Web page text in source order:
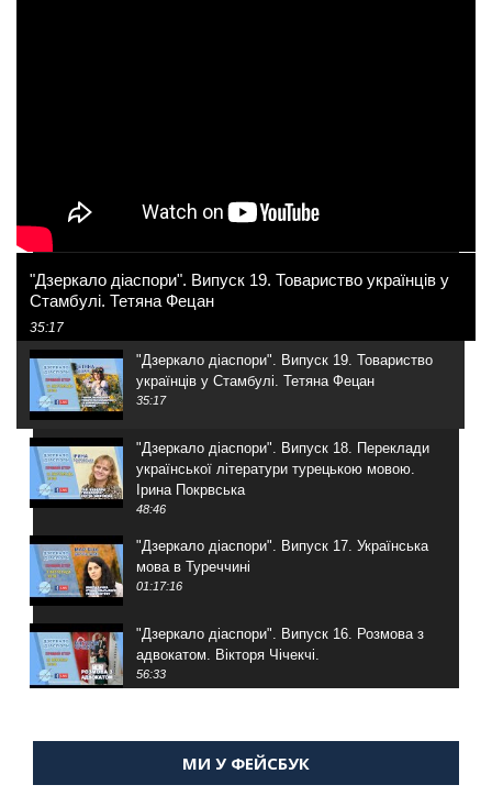
"Дзеркало діаспори". Випуск 19. Товариство українців у
Стамбулі. Тетяна Фецан
35:17
"Дзеркало діаспори". Випуск 19. Товариство
українців у Стамбулі. Тетяна Фецан
35:17
"Дзеркало діаспори". Випуск 18. Переклади
української літератури турецькою мовою.
Ірина Покрвська
48:46
"Дзеркало діаспори". Випуск 17. Українська
мова в Туреччині
01:17:16
"Дзеркало діаспори". Випуск 16. Розмова з
адвокатом. Вікторя Чічекчі.
56:33
Мухарський про життя в Туреччині
МИ У ФЕЙСБУК